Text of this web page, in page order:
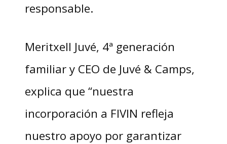
responsable.
Meritxell Juvé, 4ª generación
familiar y CEO de Juvé & Camps,
explica que “nuestra
incorporación a FIVIN refleja
nuestro apoyo por garantizar